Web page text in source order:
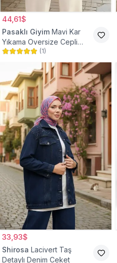
44,61$
Pasaklı Giyim Mavi Kar
Yıkama Oversize Cepli
Düğmeli Tesettür Gömlek
(1)
33,93$
Shirosa Lacivert Taş
Detaylı Denim Ceket